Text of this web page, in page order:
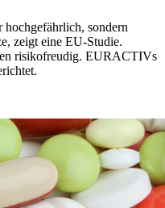
sondern
zeigt eine EU-Studie.
risikofreudig. EURACTIVs